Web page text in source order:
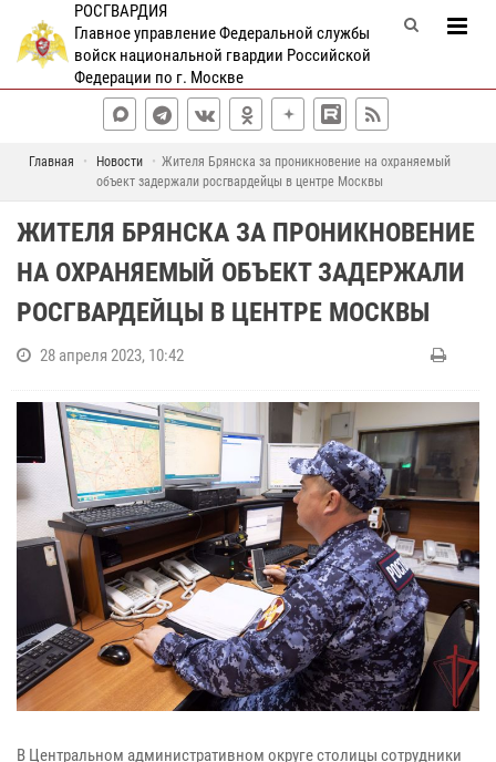
РОСГВАРДИЯ
Главное управление Федеральной службы
войск национальной гвардии Российской
Федерации по г. Москве
Главная Новости
Жителя Брянска за проникновение на охраняемый
объект задержали росгвардейцы в центре Москвы
ЖИТЕЛЯ БРЯНСКА ЗА ПРОНИКНОВЕНИЕ
НА ОХРАНЯЕМЫЙ ОБЪЕКТ ЗАДЕРЖАЛИ
РОСГВАРДЕЙЦЫ В ЦЕНТРЕ МОСКВЫ
28 апреля 2023, 10:42
В Центральном административном округе столицы сотрудники